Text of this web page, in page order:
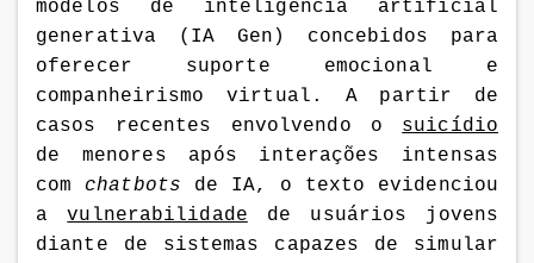
modelos de inteligência artificial
generativa (IA Gen) concebidos para
oferecer suporte emocional e
companheirismo virtual. A partir de
casos recentes envolvendo o suicídio
de menores após interações intensas
comchatbots de IA, o texto evidenciou
avulnerabilidade de usuários jovens
diante de sistemas capazes de simular